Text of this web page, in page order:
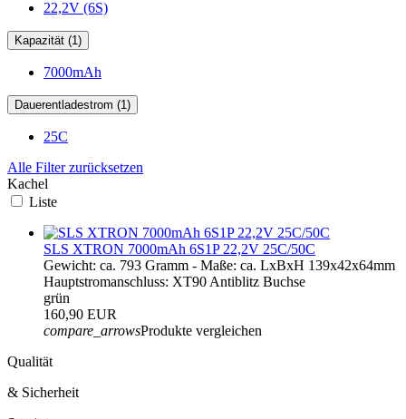
22,2V (6S)
Kapazität (1)
7000mAh
Dauerentladestrom (1)
25C
Alle Filter zurücksetzen
Kachel
Liste
SLS XTRON 7000mAh 6S1P 22,2V 25C/50C
Gewicht: ca. 793 Gramm - Maße: ca. LxBxH 139x42x64mm
Hauptstromanschluss: XT90 Antiblitz Buchse
grün
160,90 EUR
compare_arrowsProdukte vergleichen
Qualität
& Sicherheit